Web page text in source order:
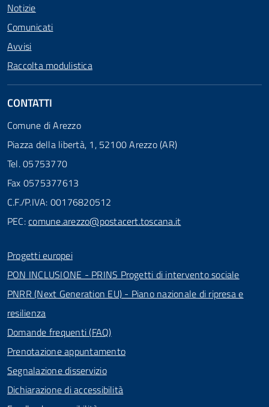
Notizie
Comunicati
Avvisi
Raccolta modulistica
CONTATTI
Comune di Arezzo
Piazza della libertà, 1, 52100 Arezzo (AR)
Tel. 05753770
Fax 0575377613
C.F./P.IVA: 00176820512
PEC:comune.arezzo@postacert.toscana.it
Progetti europei
PON INCLUSIONE - PRINS Progetti di intervento sociale
PNRR (Next Generation EU) - Piano nazionale di ripresa e
resilienza
Domande frequenti (FAQ)
Prenotazione appuntamento
Segnalazione disservizio
Dichiarazione di accessibilità